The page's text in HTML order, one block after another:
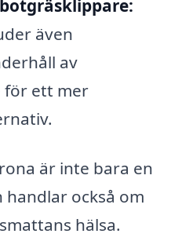
även
av
ett mer
är inte bara en
också om
hälsa.